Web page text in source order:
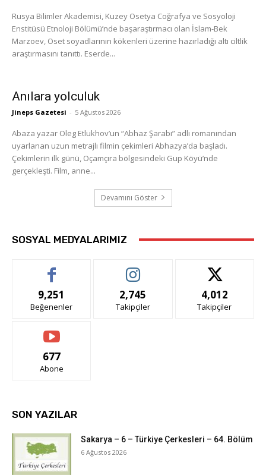
Rusya Bilimler Akademisi, Kuzey Osetya Coğrafya ve Sosyoloji
Enstitüsü Etnoloji Bölümü’nde başaraştırmacı olan İslam-Bek
Marzoev, Oset soyadlarının kökenleri üzerine hazırladığı altı ciltlik
araştırmasını tanıttı. Eserde...
Anılara yolculuk
Jineps Gazetesi - 5 Ağustos 2026
Abaza yazar Oleg Etlukhov’un “Abhaz Şarabı” adlı romanından
uyarlanan uzun metrajlı filmin çekimleri Abhazya’da başladı.
Çekimlerin ilk günü, Oçamçıra bölgesindeki Gup Köyü’nde
gerçekleşti. Film, anne...
Devamını Göster
SOSYAL MEDYALARIMIZ
9,251
Beğenenler
2,745
Takipçiler
4,012
Takipçiler
677
Abone
SON YAZILAR
Sakarya – 6 – Türkiye Çerkesleri – 64. Bölüm
6 Ağustos 2026